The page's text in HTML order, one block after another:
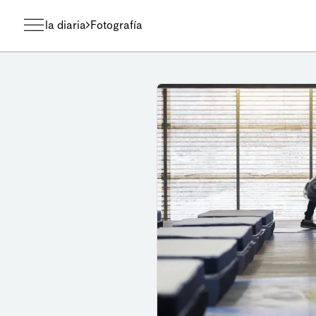
la diaria Fotografía